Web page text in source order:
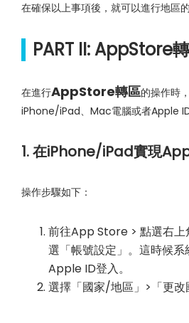
在確保以上事項後，就可以進行地區的
PART II: AppStore
在進行AppStore轉區的操作時
iPhone/iPad、Mac電腦或者Apple ID
1. 在iPhone/iPad實現
操作步驟如下：
前往App Store > 點選右上
選「帳號設定」。這時候
Apple ID登入。
選擇「國家/地區」>「更改